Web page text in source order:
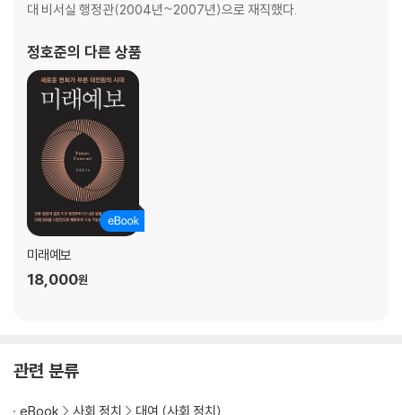
기후 변화의 원인과 현황
기후 변화가 초래한 사회·경제적 영향
에너지 효율과 지속 가능한 에너지 자원
2. 디지털화와 정보 보호
디지털 환경의 급속한 확장
사이버 보안 위협과 그 영향
디지털 윤리와 개인정보보호
3. 인공지능과 미래의 일자리
인공지능의 발전과 그 영향
미래의 직업과 기술 교육
인간과 기계의 협업
4. 세계화와 국제 협력
대 비서실 행정관(2004년~2007년)으로 재직했다.
정호준의 다른 상품
미래예보
18,000원
관련 분류
eBook 사회 정치 대여 (사회 정치)